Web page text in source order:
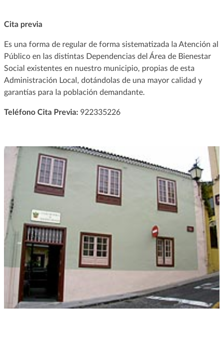
Cita previa
Es una forma de regular de forma sistematizada la Atención al
Público en las distintas Dependencias del Área de Bienestar
Social existentes en nuestro municipio, propias de esta
Administración Local, dotándolas de una mayor calidad y
garantías para la población demandante.
Teléfono Cita Previa:922335226